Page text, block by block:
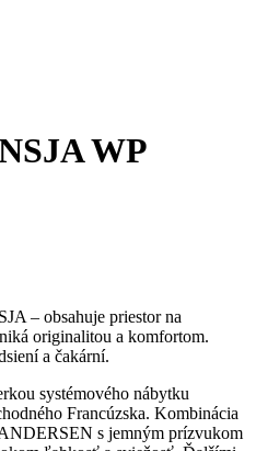
WP
– obsahuje priestor na
originalitou a komfortom.
a čakární.
systémového nábytku
Francúzska. Kombinácia
s jemným prízvukom